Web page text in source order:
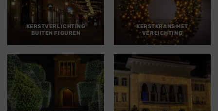
KERSTVERLICHTING
BUITEN FIGUREN
KERSTKRANS MET
VERLICHTING